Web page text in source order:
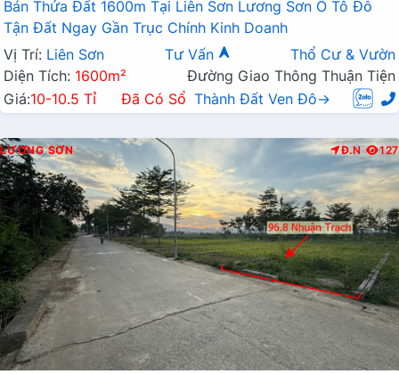
Bán Thửa Đất 1600m Tại Liên Sơn Lương Sơn Ô Tô Đỗ
Tận Đất Ngay Gần Trục Chính Kinh Doanh
Vị Trí: Liên Sơn Tư Vấn
Thổ Cư & Vườn
Diện Tích: 1600m²
Đường Giao Thông Thuận Tiện
Giá:10-10.5 Tỉ Đã Có Sổ Thành Đất Ven Đô→
LƯƠNG SƠN Đ.N 127